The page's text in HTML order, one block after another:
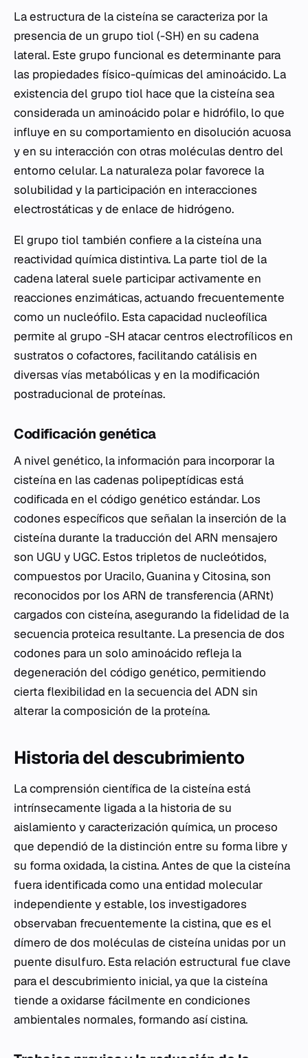
La estructura de la cisteína se caracteriza por la
presencia de un grupo tiol (-SH) en su cadena
lateral. Este grupo funcional es determinante para
las propiedades físico-químicas del aminoácido. La
existencia del grupo tiol hace que la cisteína sea
considerada un aminoácido polar e hidrófilo, lo que
influye en su comportamiento en disolución acuosa
y en su interacción con otras moléculas dentro del
entorno celular. La naturaleza polar favorece la
solubilidad y la participación en interacciones
electrostáticas y de enlace de hidrógeno.
El grupo tiol también confiere a la cisteína una
reactividad química distintiva. La parte tiol de la
cadena lateral suele participar activamente en
reacciones enzimáticas, actuando frecuentemente
como un nucleófilo. Esta capacidad nucleofílica
permite al grupo -SH atacar centros electrofílicos en
sustratos o cofactores, facilitando catálisis en
diversas vías metabólicas y en la modificación
postraducional de proteínas.
Codificación genética
A nivel genético, la información para incorporar la
cisteína en las cadenas polipeptídicas está
codificada en el código genético estándar. Los
codones específicos que señalan la inserción de la
cisteína durante la traducción del ARN mensajero
son UGU y UGC. Estos tripletos de nucleótidos,
compuestos por Uracilo, Guanina y Citosina, son
reconocidos por los ARN de transferencia (ARNt)
cargados con cisteína, asegurando la fidelidad de la
secuencia proteica resultante. La presencia de dos
codones para un solo aminoácido refleja la
degeneración del código genético, permitiendo
cierta flexibilidad en la secuencia del ADN sin
alterar la composición de la proteína.
Historia del descubrimiento
La comprensión científica de la cisteína está
intrínsecamente ligada a la historia de su
aislamiento y caracterización química, un proceso
que dependió de la distinción entre su forma libre y
su forma oxidada, la cistina. Antes de que la cisteína
fuera identificada como una entidad molecular
independiente y estable, los investigadores
observaban frecuentemente la cistina, que es el
dímero de dos moléculas de cisteína unidas por un
puente disulfuro. Esta relación estructural fue clave
para el descubrimiento inicial, ya que la cisteína
tiende a oxidarse fácilmente en condiciones
ambientales normales, formando así cistina.